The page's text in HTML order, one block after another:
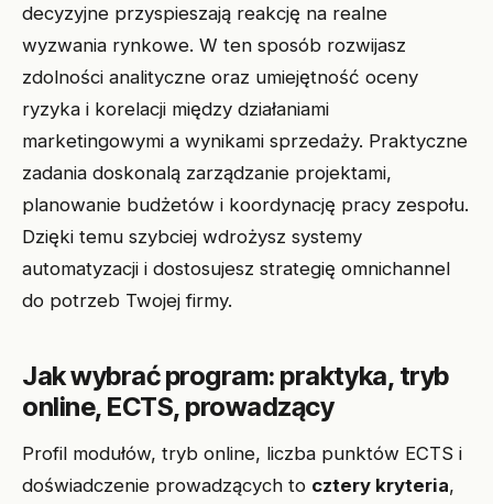
decyzyjne przyspieszają reakcję na realne
wyzwania rynkowe. W ten sposób rozwijasz
zdolności analityczne oraz umiejętność oceny
ryzyka i korelacji między działaniami
marketingowymi a wynikami sprzedaży. Praktyczne
zadania doskonalą zarządzanie projektami,
planowanie budżetów i koordynację pracy zespołu.
Dzięki temu szybciej wdrożysz systemy
automatyzacji i dostosujesz strategię omnichannel
do potrzeb Twojej firmy.
Jak wybrać program: praktyka, tryb
online, ECTS, prowadzący
Profil modułów, tryb online, liczba punktów ECTS i
doświadczenie prowadzących to cztery kryteria,